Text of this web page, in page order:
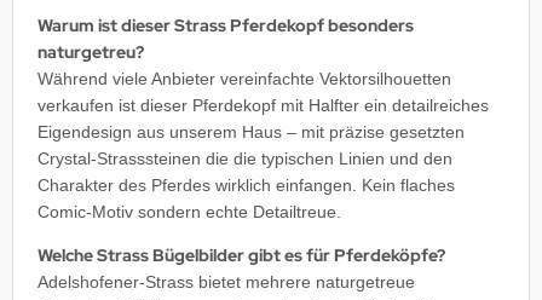
Warum ist dieser Strass Pferdekopf besonders
naturgetreu?
Während viele Anbieter vereinfachte Vektorsilhouetten
verkaufen ist dieser Pferdekopf mit Halfter ein detailreiches
Eigendesign aus unserem Haus – mit präzise gesetzten
Crystal-Strasssteinen die die typischen Linien und den
Charakter des Pferdes wirklich einfangen. Kein flaches
Comic-Motiv sondern echte Detailtreue.
Welche Strass Bügelbilder gibt es für Pferdeköpfe?
Adelshofener-Strass bietet mehrere naturgetreue